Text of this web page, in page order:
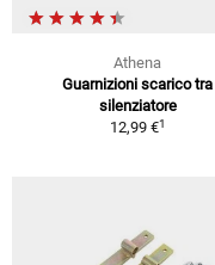
Athena
Guarnizioni scarico tra
silenziatore
12,99 €1